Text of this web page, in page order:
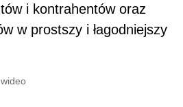
i kontrahentów oraz
w prostszy i łagodniejszy